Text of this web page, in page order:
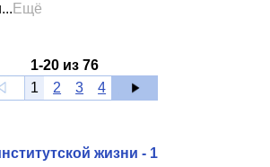
Ещё
1-20из 76
1
2 3 4
жизни - 1